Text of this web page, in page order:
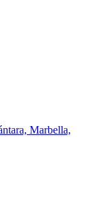
Marbella,